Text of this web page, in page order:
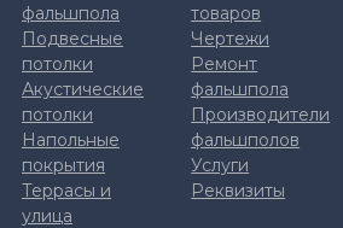
фальшпола
Подвесные
потолки
Акустические
потолки
Напольные
покрытия
Террасы и
улица
товаров
Чертежи
Ремонт
фальшпола
Производители
фальшполов
Услуги
Реквизиты